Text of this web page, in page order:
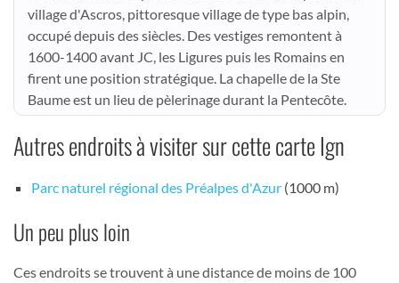
village d'Ascros, pittoresque village de type bas alpin,
occupé depuis des siècles. Des vestiges remontent à
1600-1400 avant JC, les Ligures puis les Romains en
firent une position stratégique. La chapelle de la Ste
Baume est un lieu de pèlerinage durant la Pentecôte.
Autres endroits à visiter sur cette carte Ign
Parc naturel régional des Préalpes d'Azur (1000 m)
Un peu plus loin
Ces endroits se trouvent à une distance de moins de 100